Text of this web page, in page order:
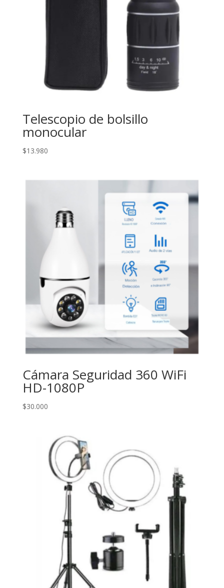
Telescopio de bolsillo
monocular
$13.980
Cámara Seguridad 360 WiFi
HD-1080P
$30.000